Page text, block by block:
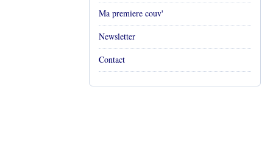
Ma premiere couv'
Newsletter
Contact